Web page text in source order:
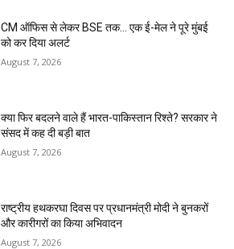
CM ऑफिस से लेकर BSE तक… एक ई-मेल ने पूरे मुंबई
को कर दिया अलर्ट
August 7, 2026
क्या फिर बदलने वाले हैं भारत-पाकिस्तान रिश्ते? सरकार ने
संसद में कह दी बड़ी बात
August 7, 2026
राष्ट्रीय हथकरघा दिवस पर प्रधानमंत्री मोदी ने बुनकरों
और कारीगरों का किया अभिवादन
August 7, 2026